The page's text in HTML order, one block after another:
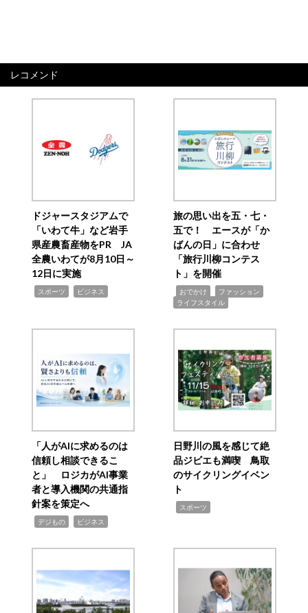
レコメンド
ドジャースタジアムで
「いわて牛」など岩手
県産農畜産物をPR JA
全農いわてが8月10日～
12日に実施
スポーツ ビジネス
旅の思い出を五・七・
五で！ エースが「か
ばんの日」に合わせ
「旅行川柳コンテス
ト」を開催
おでかけ ファッション
ライフスタイル
「人がAIに求めるのは
信頼し相談できるこ
と」 ロジカがAI事業
者と導入機関の共通指
針案を策定へ
デジもの ビジネス
日野川の風を感じて絶
品ジビエも満喫 鳥取
のサイクリングイベン
ト
スポーツ